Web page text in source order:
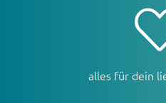
alles für dein